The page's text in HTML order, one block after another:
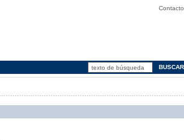
Contacto